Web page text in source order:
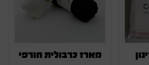
מארז כרבולית חורפי